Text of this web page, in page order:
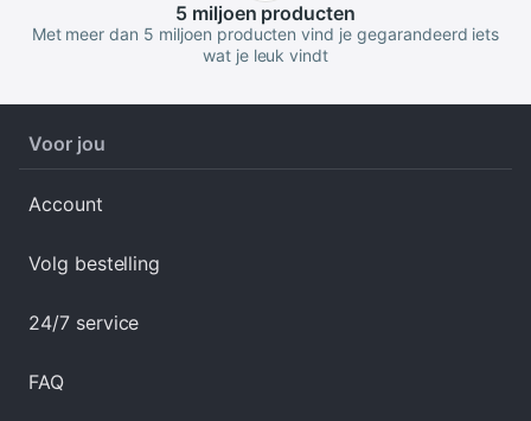
5 miljoen producten
Met meer dan 5 miljoen producten vind je gegarandeerd iets
wat je leuk vindt
Voor jou
Account
Volg bestelling
24/7 service
FAQ